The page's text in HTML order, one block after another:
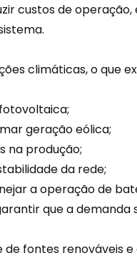
custos de
climáticas, o que
geração eólica;
na produção;
da rede;
a operação de
que a demanda
fontes renováveis